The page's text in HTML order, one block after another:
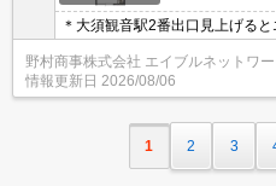
＊大須観音駅2番出口見上げる
野村商事株式会社 エイブルネットワ
情報更新日 2026/08/06
1 2 3